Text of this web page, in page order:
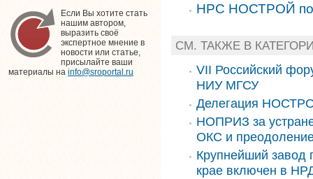
Если Вы хотите стать
нашим автором,
выразить своё
экспертное мнение в
новости или статье,
присылайте ваши
материалы на info@sroportal.ru
НРС НОСТРОЙ
СМ. ТАКЖЕ В
VII Российский
НИУ МГСУ
Делегация
НОПРИЗ за
ОКС и
Крупнейший завод
крае включен в